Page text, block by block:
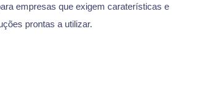
empresas que exigem caraterísticas e
prontas a utilizar.